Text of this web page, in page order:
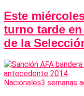
Este
turno tarde
de la
Nacionales3 semanas